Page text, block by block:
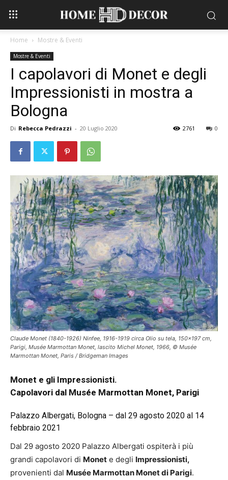
Home Mostre & Eventi
Mostre & Eventi
I capolavori di Monet e degli
Impressionisti in mostra a
Bologna
Di Rebecca Pedrazzi - 20 Luglio 2020 0
2761
Claude Monet (1840-1926) Ninfee, 1916-1919 circa Olio su tela, 150x197 cm,
Parigi, Musée Marmottan Monet, lascito Michel Monet, 1966, © Musée
Marmottan Monet, Paris / Bridgeman Images
Monet e gli Impressionisti.
Capolavori dal Musée Marmottan Monet, Parigi
Palazzo Albergati, Bologna – dal 29 agosto 2020 al 14
febbraio 2021
Dal 29 agosto 2020 Palazzo Albergati ospiterà i più
grandi capolavori di Monet e degli Impressionisti,
provenienti dal Musée Marmottan Monet di Parigi.